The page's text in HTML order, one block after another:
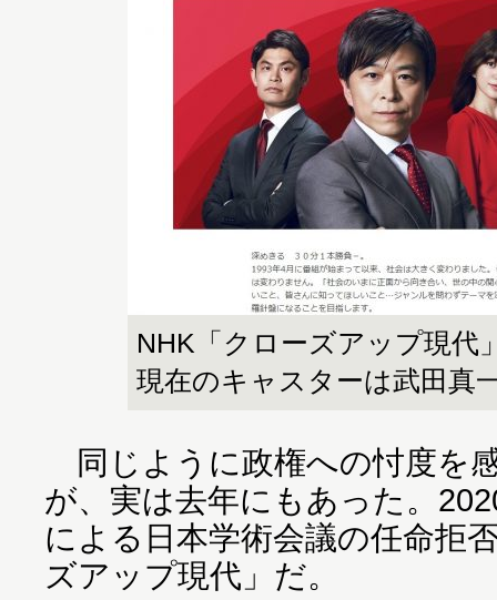
NHK「クローズアップ現代
現在のキャスターは武田真
同じように政権への忖度を
が、実は去年にもあった。
による日本学術会議の任命拒
ズアップ現代」だ。